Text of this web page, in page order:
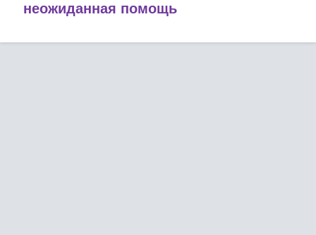
неожиданная помощь